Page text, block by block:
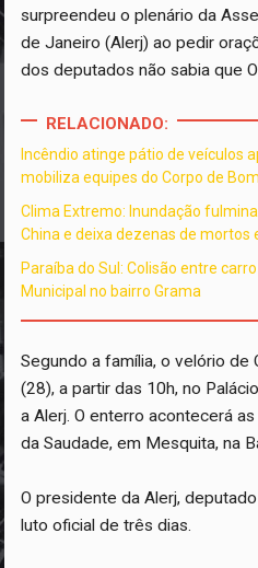
surpreendeu o plenário da
de Janeiro (Alerj) ao pedir
dos deputados não sabia que
RELACIONADO:
Incêndio atinge pátio de veículos
mobiliza equipes do Corpo de
Clima Extremo: Inundação
China e deixa dezenas de mortos
Paraíba do Sul: Colisão entre
Municipal no bairro Grama
Segundo a família, o velório
(28), a partir das 10h, no
a Alerj. O enterro acontecerá
da Saudade, em Mesquita, na
O presidente da Alerj,
luto oficial de três dias.